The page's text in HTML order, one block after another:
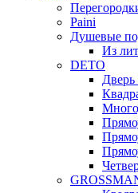
Paini
Душевые
Из
DETO